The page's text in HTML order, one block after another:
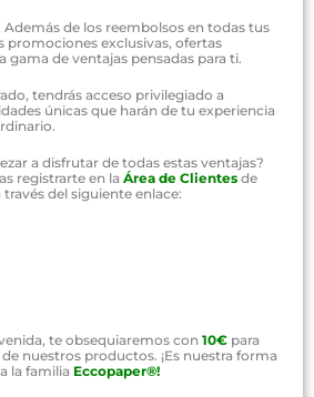
Además de los reembolsos en todas tus
promociones exclusivas, ofertas
gama de ventajas pensadas para ti.
tendrás acceso privilegiado a
únicas que harán de tu experiencia
a disfrutar de todas estas ventajas?
registrarte en la Área de Clientes de
del siguiente enlace:
te obsequiaremos con 10€ para
nuestros productos. ¡Es nuestra forma
la familia Eccopaper®!